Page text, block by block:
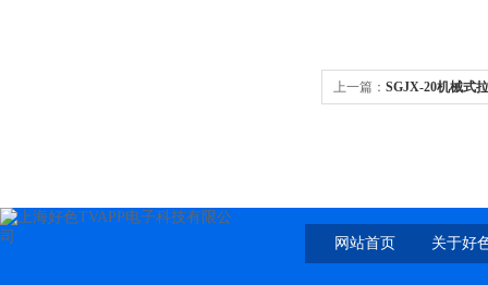
上一篇： SGJX-20机械式
网站首页 关于好